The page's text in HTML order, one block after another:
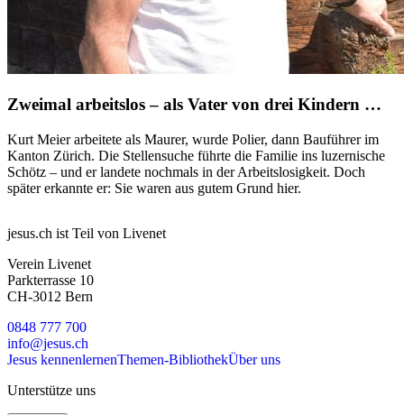
Zweimal arbeitslos – als Vater von drei Kindern …
Kurt Meier arbeitete als Maurer, wurde Polier, dann Bauführer im
Kanton Zürich. Die Stellensuche führte die Familie ins luzernische
Schötz – und er landete nochmals in der Arbeitslosigkeit. Doch
später erkannte er: Sie waren aus gutem Grund hier.
jesus.ch ist Teil von Livenet
Verein Livenet
Parkterrasse 10
CH-3012 Bern
0848 777 700
info@jesus.ch
Jesus kennenlernenThemen-BibliothekÜber uns
Unterstütze uns